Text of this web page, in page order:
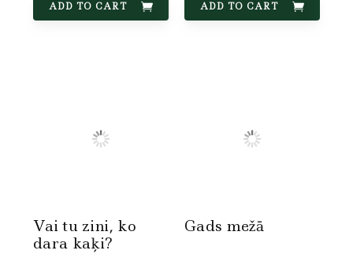
ADD TO CART ADD TO CART
Vai tu zini, ko
dara kaķi?
Gads mežā